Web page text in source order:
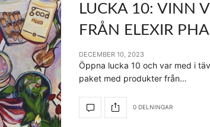
LUCKA 10: VINN
FRÅN ELEXIR
DECEMBER 10, 2023
Öppna lucka 10 och var med i
paket med produkter från…
0 DELNINGAR